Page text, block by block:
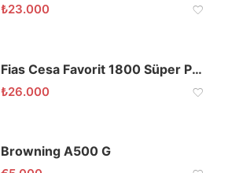
₺23.000
Fias Cesa Favorit 1800 Süper Poze
₺26.000
Browning A500 G